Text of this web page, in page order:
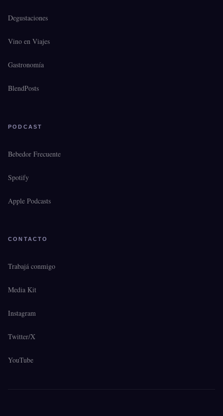
Degustaciones
Vino en Viajes
Gastronomía
BlendPosts
PODCAST
Bebedor Frecuente
Spotify
Apple Podcasts
CONTACTO
Trabajá conmigo
Media Kit
Instagram
Twitter/X
YouTube